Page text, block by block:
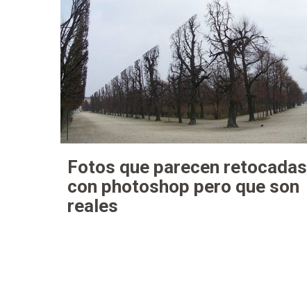
Fotos que parecen retocadas
con photoshop pero que son
reales